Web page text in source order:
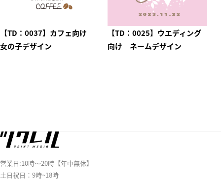
【TD：0037】カフェ向け
女の子デザイン
【TD：0025】ウエディング
向け ネームデザイン
営業日:10時～20時【年中無休】
土日祝日：9時~18時